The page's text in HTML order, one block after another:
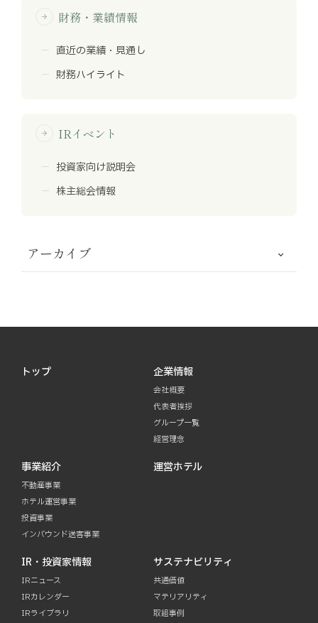
arrow_forward 財務・業績情報
直近の業績・見通し
財務ハイライト
arrow_forward IRイベント
投資家向け説明会
株主総会情報
アーカイブ
トップ 企業情報
会社概要
代表者挨拶
グループ一覧
経営理念
事業紹介
不動産事業
ホテル運営事業
投資事業
インバウンド送客事業
運営ホテル
IR・投資家情報
IRニュース
IRカレンダー
IRライブラリ
サステナビリティ
共通価値
マテリアリティ
取組事例